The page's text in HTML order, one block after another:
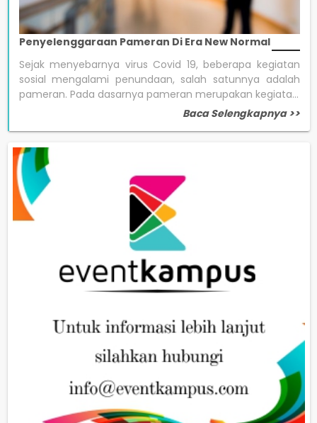
Penyelenggaraan Pameran Di Era New Normal
Sejak menyebarnya virus Covid 19, beberapa kegiatan
sosial mengalami penundaan, salah satunnya adalah
pameran. Pada dasarnya pameran merupakan kegiata...
Baca Selengkapnya >>